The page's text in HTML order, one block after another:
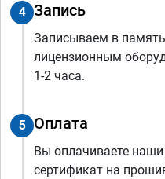
4 Запись
Записываем в
лицензионным
1-2 часа.
5 Оплата
Вы оплачиваете
сертификат на